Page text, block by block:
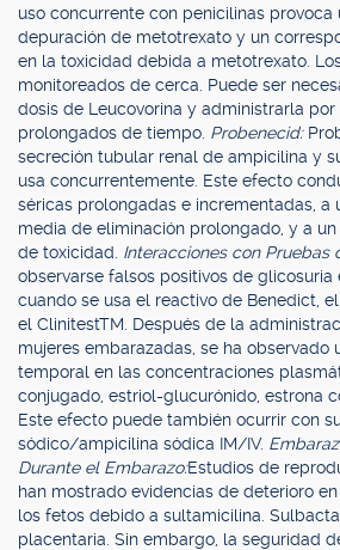
uso concurrente con penicilinas
depuración de metotrexato y un
en la toxicidad debida a metotrexato.
monitoreados de cerca. Puede ser
dosis de Leucovorina y administrarla
prolongados de tiempo. Probenecid:
secreción tubular renal de ampicilina y
usa concurrentemente. Este efecto
séricas prolongadas e incrementadas, a
media de eliminación prolongado, y a
de toxicidad. Interacciones con Pruebas
observarse falsos positivos de glicosuria
cuando se usa el reactivo de Benedict,
el ClinitestTM. Después de la
mujeres embarazadas, se ha observado
temporal en las concentraciones
conjugado, estriol-glucurónido, estrona
Este efecto puede también ocurrir con
sódico/ampicilina sódica IM/IV.
Durante el Embarazo:Estudios de
han mostrado evidencias de deterioro
los fetos debido a sultamicilina.
placentaria. Sin embargo, la seguridad